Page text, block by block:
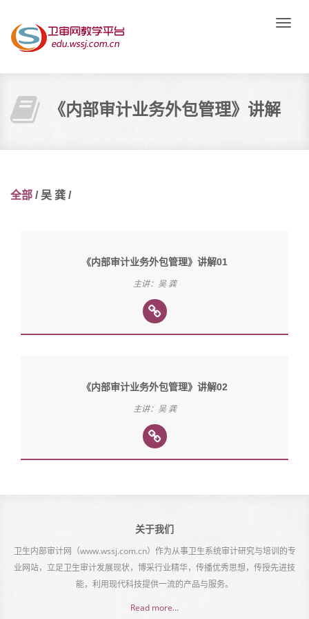
Toggle
《内部审计业务外包管理》讲解
全部 / 吴 龚 /
《内部审计业务外包管理》讲解01
主讲：吴 龚
《内部审计业务外包管理》讲解02
主讲：吴 龚
关于我们
卫生内部审计网（www.wssj.com.cn）作为从事卫生系统审计研究与培训的专
业网站，立足卫生审计发展现状，博采行业精华，传播优秀思想，传授先进技
能，利用现代科技提供一流的产品与服务。
Read more...